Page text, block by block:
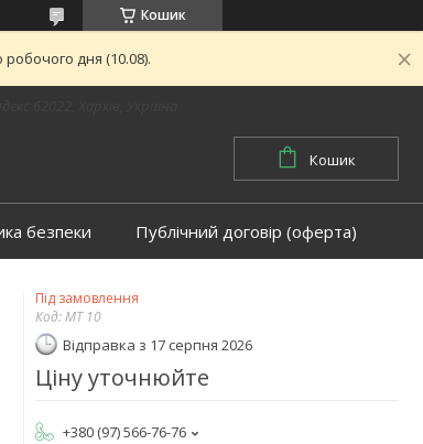
Кошик
дня (10.08).
Кошик
безпеки Публічний договір (оферта)
Під замовлення
Код:MT 10
Відправка з 17 серпня 2026
Ціну уточнюйте
+380 (97) 566-76-76